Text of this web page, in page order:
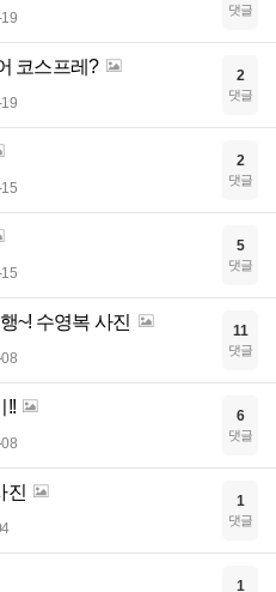
댓글
코스프레? 2
댓글
2
댓글
5
댓글
~! 수영복 사진 11
댓글
!! 6
댓글
진 1
댓글
1